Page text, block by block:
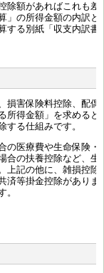
除額があればこれも差
の所得金額の内訳と
する別紙「収支内訳書
損害保険料控除、配偶
所得金額」を求めると
る仕組みです。
の医療費や生命保険・
合の扶養控除など、生
上記の他に、雑損控除
済等掛金控除がありま
。